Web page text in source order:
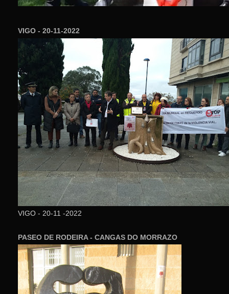
VIGO - 20-11-2022
VIGO - 20-11 -2022
PASEO DE RODEIRA - CANGAS DO MORRAZO